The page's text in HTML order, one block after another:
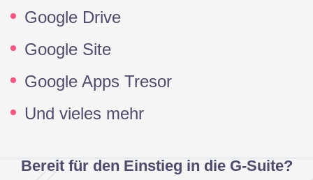
Google Drive
Google Site
Google Apps Tresor
Und vieles mehr
Bereit für den Einstieg in die G-Suite?